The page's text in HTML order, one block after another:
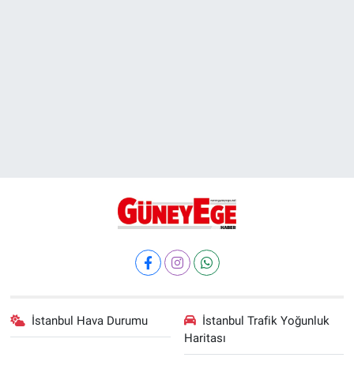
İstanbul Hava Durumu
İstanbul Trafik Yoğunluk
Haritası